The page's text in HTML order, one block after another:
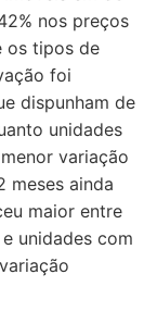
nos preços
os tipos de
foi
dispunham de
unidades
variação
meses ainda
maior entre
unidades com